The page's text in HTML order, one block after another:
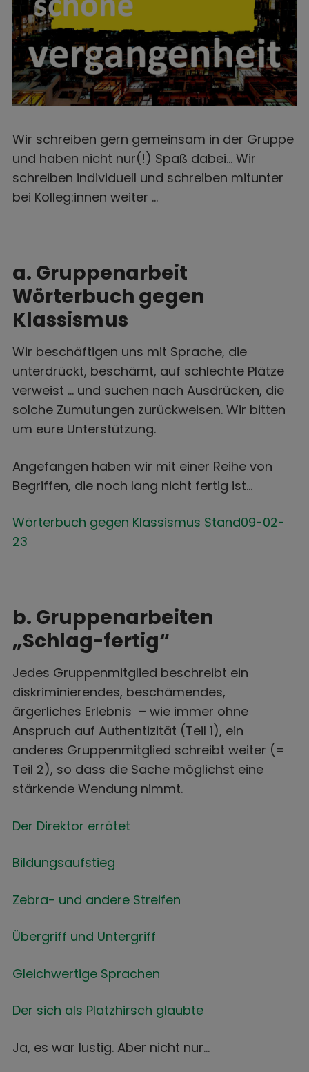
Wir schreiben gern gemeinsam in der Gruppe
und haben nicht nur(!) Spaß dabei… Wir
schreiben individuell und schreiben mitunter
bei Kolleg:innen weiter …
a. Gruppenarbeit
Wörterbuch gegen
Klassismus
Wir beschäftigen uns mit Sprache, die
unterdrückt, beschämt, auf schlechte Plätze
verweist … und suchen nach Ausdrücken, die
solche Zumutungen zurückweisen. Wir bitten
um eure Unterstützung.
Angefangen haben wir mit einer Reihe von
Begriffen, die noch lang nicht fertig ist…
Wörterbuch gegen Klassismus Stand09-02-
23
b. Gruppenarbeiten
„Schlag-fertig“
Jedes Gruppenmitglied beschreibt ein
diskriminierendes, beschämendes,
ärgerliches Erlebnis – wie immer ohne
Anspruch auf Authentizität (Teil 1), ein
anderes Gruppenmitglied schreibt weiter (=
Teil 2), so dass die Sache möglichst eine
stärkende Wendung nimmt.
Der Direktor errötet
Bildungsaufstieg
Zebra- und andere Streifen
Übergriff und Untergriff
Gleichwertige Sprachen
Der sich als Platzhirsch glaubte
Ja, es war lustig. Aber nicht nur…